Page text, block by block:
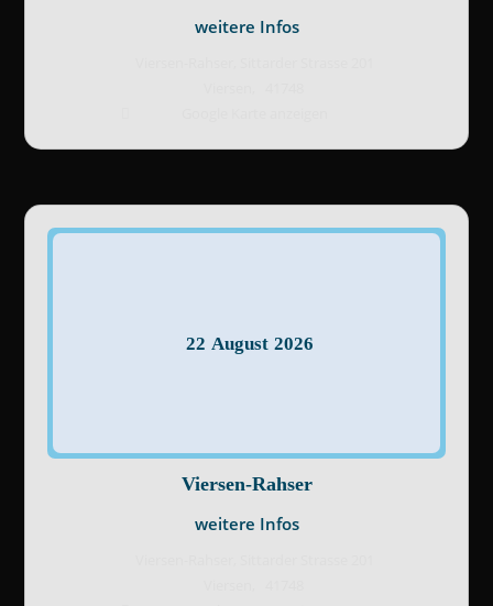
weitere Infos
22 August 2026
Viersen-Rahser
weitere Infos